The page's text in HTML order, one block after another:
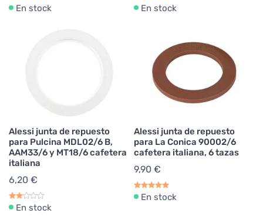
En stock En stock
Alessi junta de repuesto
para Pulcina MDL02/6 B,
AAM33/6 y MT18/6 cafetera
italiana
6,20 €
En stock
Alessi junta de repuesto
para La Conica 90002/6
cafetera italiana, 6 tazas
9,90 €
En stock